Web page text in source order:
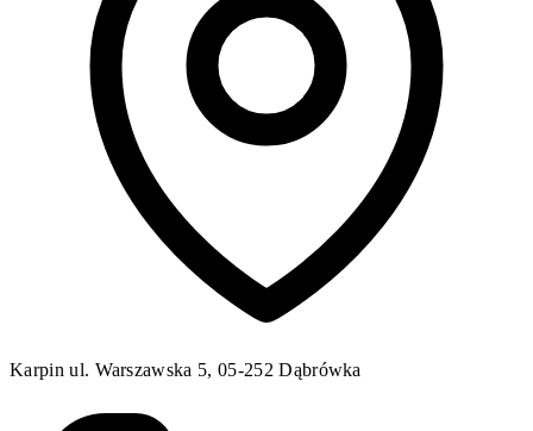
Karpin ul. Warszawska 5, 05-252 Dąbrówka